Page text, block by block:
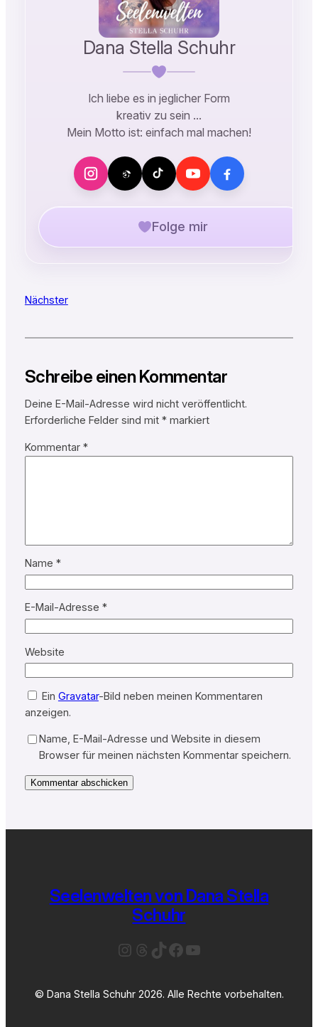
Dana Stella Schuhr
Ich liebe es in jeglicher Form
kreativ zu sein …
Mein Motto ist: einfach mal machen!
Folge mir
Nächster
Schreibe einen Kommentar
Deine E-Mail-Adresse wird nicht veröffentlicht.
Erforderliche Felder sind mit *markiert
Kommentar *
Name *
E-Mail-Adresse *
Website
Ein Gravatar-Bild neben meinen Kommentaren
anzeigen.
Name, E-Mail-Adresse und Website in diesem
Browser für meinen nächsten Kommentar speichern.
Seelenwelten von Dana Stella
Schuhr
Instagram
Threads
TikTok
Facebook
YouTube
© Dana Stella Schuhr 2026. Alle Rechte vorbehalten.